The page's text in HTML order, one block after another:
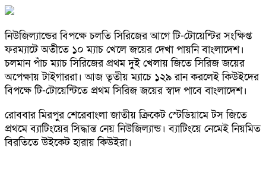
নিউজিল্যান্ডের বিপক্ষে চলতি সিরিজের আগে টি-টোয়েন্টির সংক্ষিপ্ত
ফরম্যাটে অতীতে ১০ ম্যাচ খেলে জয়ের দেখা পায়নি বাংলাদেশ।
চলমান পাঁচ ম্যাচ সিরিজের প্রথম দুই খেলায় জিতে সিরিজ জয়ের
অপেক্ষায় টাইগাররা। আজ তৃতীয় ম্যাচে ১২৯ রান করলেই কিউইদের
বিপক্ষে টি-টোয়েন্টিতে প্রথম সিরিজ জয়ের স্বাদ পাবে বাংলাদেশ।
রোববার মিরপুর শেরেবাংলা জাতীয় ক্রিকেট স্টেডিয়ামে টস জিতে
প্রথমে ব্যাটিংয়ের সিদ্ধান্ত নেয় নিউজিল্যান্ড। ব্যাটিংয়ে নেমেই নিয়মিত
বিরতিতে উইকেট হারায় কিউইরা।